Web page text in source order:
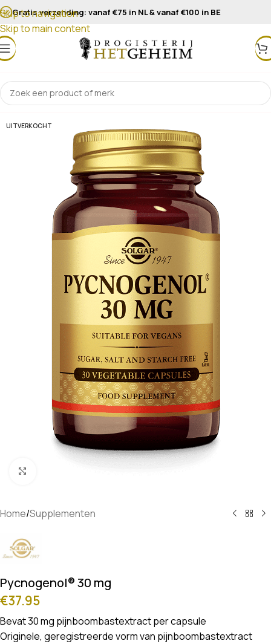
Skip to navigation
Skip to main content
Gratis verzending: vanaf €75 in NL & vanaf €100 in BE
UITVERKOCHT
Home/Supplementen
Pycnogenol® 30 mg
€37.95
Bevat 30 mg pijnboombastextract per capsule
Originele, geregistreerde vorm van pijnboombastextract